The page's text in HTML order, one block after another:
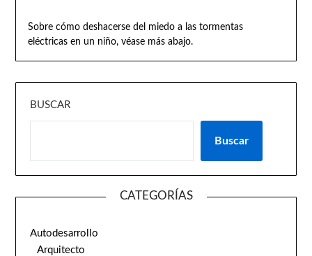
Sobre cómo deshacerse del miedo a las tormentas
eléctricas en un niño, véase más abajo.
BUSCAR
Buscar
CATEGORÍAS
Autodesarrollo
Arquitecto